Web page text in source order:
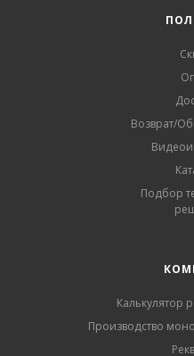
Возврат/
Подбор
Калькулятор
Производство